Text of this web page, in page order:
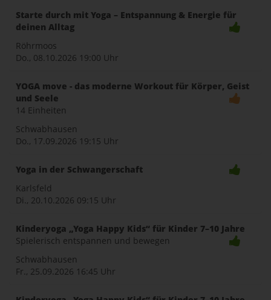
Starte durch mit Yoga – Entspannung & Energie für
deinen Alltag
Röhrmoos
Do., 08.10.2026 19:00 Uhr
YOGA move - das moderne Workout für Körper, Geist
und Seele
14 Einheiten
Schwabhausen
Do., 17.09.2026 19:15 Uhr
Yoga in der Schwangerschaft
Karlsfeld
Di., 20.10.2026 09:15 Uhr
Kinderyoga „Yoga Happy Kids“ für Kinder 7–10 Jahre
Spielerisch entspannen und bewegen
Schwabhausen
Fr., 25.09.2026 16:45 Uhr